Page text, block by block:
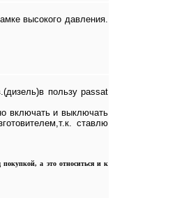
высокого давления.
пользу passat
включать и выключать
ставлю
покупкой, а это относиться и к